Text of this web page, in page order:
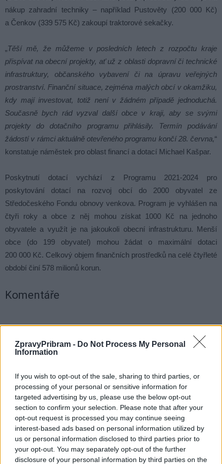
ZpravyPribram - Do Not Process My Personal
Information
If you wish to opt-out of the sale, sharing to third parties, or
processing of your personal or sensitive information for
targeted advertising by us, please use the below opt-out
section to confirm your selection. Please note that after your
opt-out request is processed you may continue seeing
interest-based ads based on personal information utilized by
us or personal information disclosed to third parties prior to
your opt-out. You may separately opt-out of the further
disclosure of your personal information by third parties on the
nákup zahradní techniky – například Pustověty (200 000 Kč)
a Čenkov (339 575 Kč) zakoupí traktorové sekačky.
„Těší mě, že můžeme v posledních letech z rozpočtu kraje
přispívat na obecní projekty, ať už z oblasti dopravní či technické
infrastruktury, občanského vybavení či na úpravu veřejných
prostranství. Finanční situace, zejména malých obcí v okamžiku,
kdy mají investovat, totiž není v žádném případě jednoduchá.
Současně bych rád vyzval další obce v kraji, aby se svými
projekty do dotačního programu přihlásily. Termín podávání
žádostí v rámci aktuálně otevřeného programu končí 28. června,“
konstatuje náměstek pro oblast financí a dotací Michael Kašpar.
Poskytnutí dotací vychází z Programu 2021-2024 pro
poskytování dotací na rozvoj obcí do 2000 obyvatel ze
Středočeského Fondu obnovy venkova. Program je vyhlášen na
čtyři roky a obce z něj mohou získat 1000 Kč na jednoho
obyvatele a využít je na jakoukoli obecní infrastrukturu. Menší
obce (do 199 obyvatel) mohou žádat o maximální dotaci
200 000 Kč. Celkový objem finančních prostředků na celé čtyřleté
období činí 578 milionů korun.
Komentáře
TAGY Čenkov dotace obce sekačka Středočeský kraj
Předchozí článek Následující článek